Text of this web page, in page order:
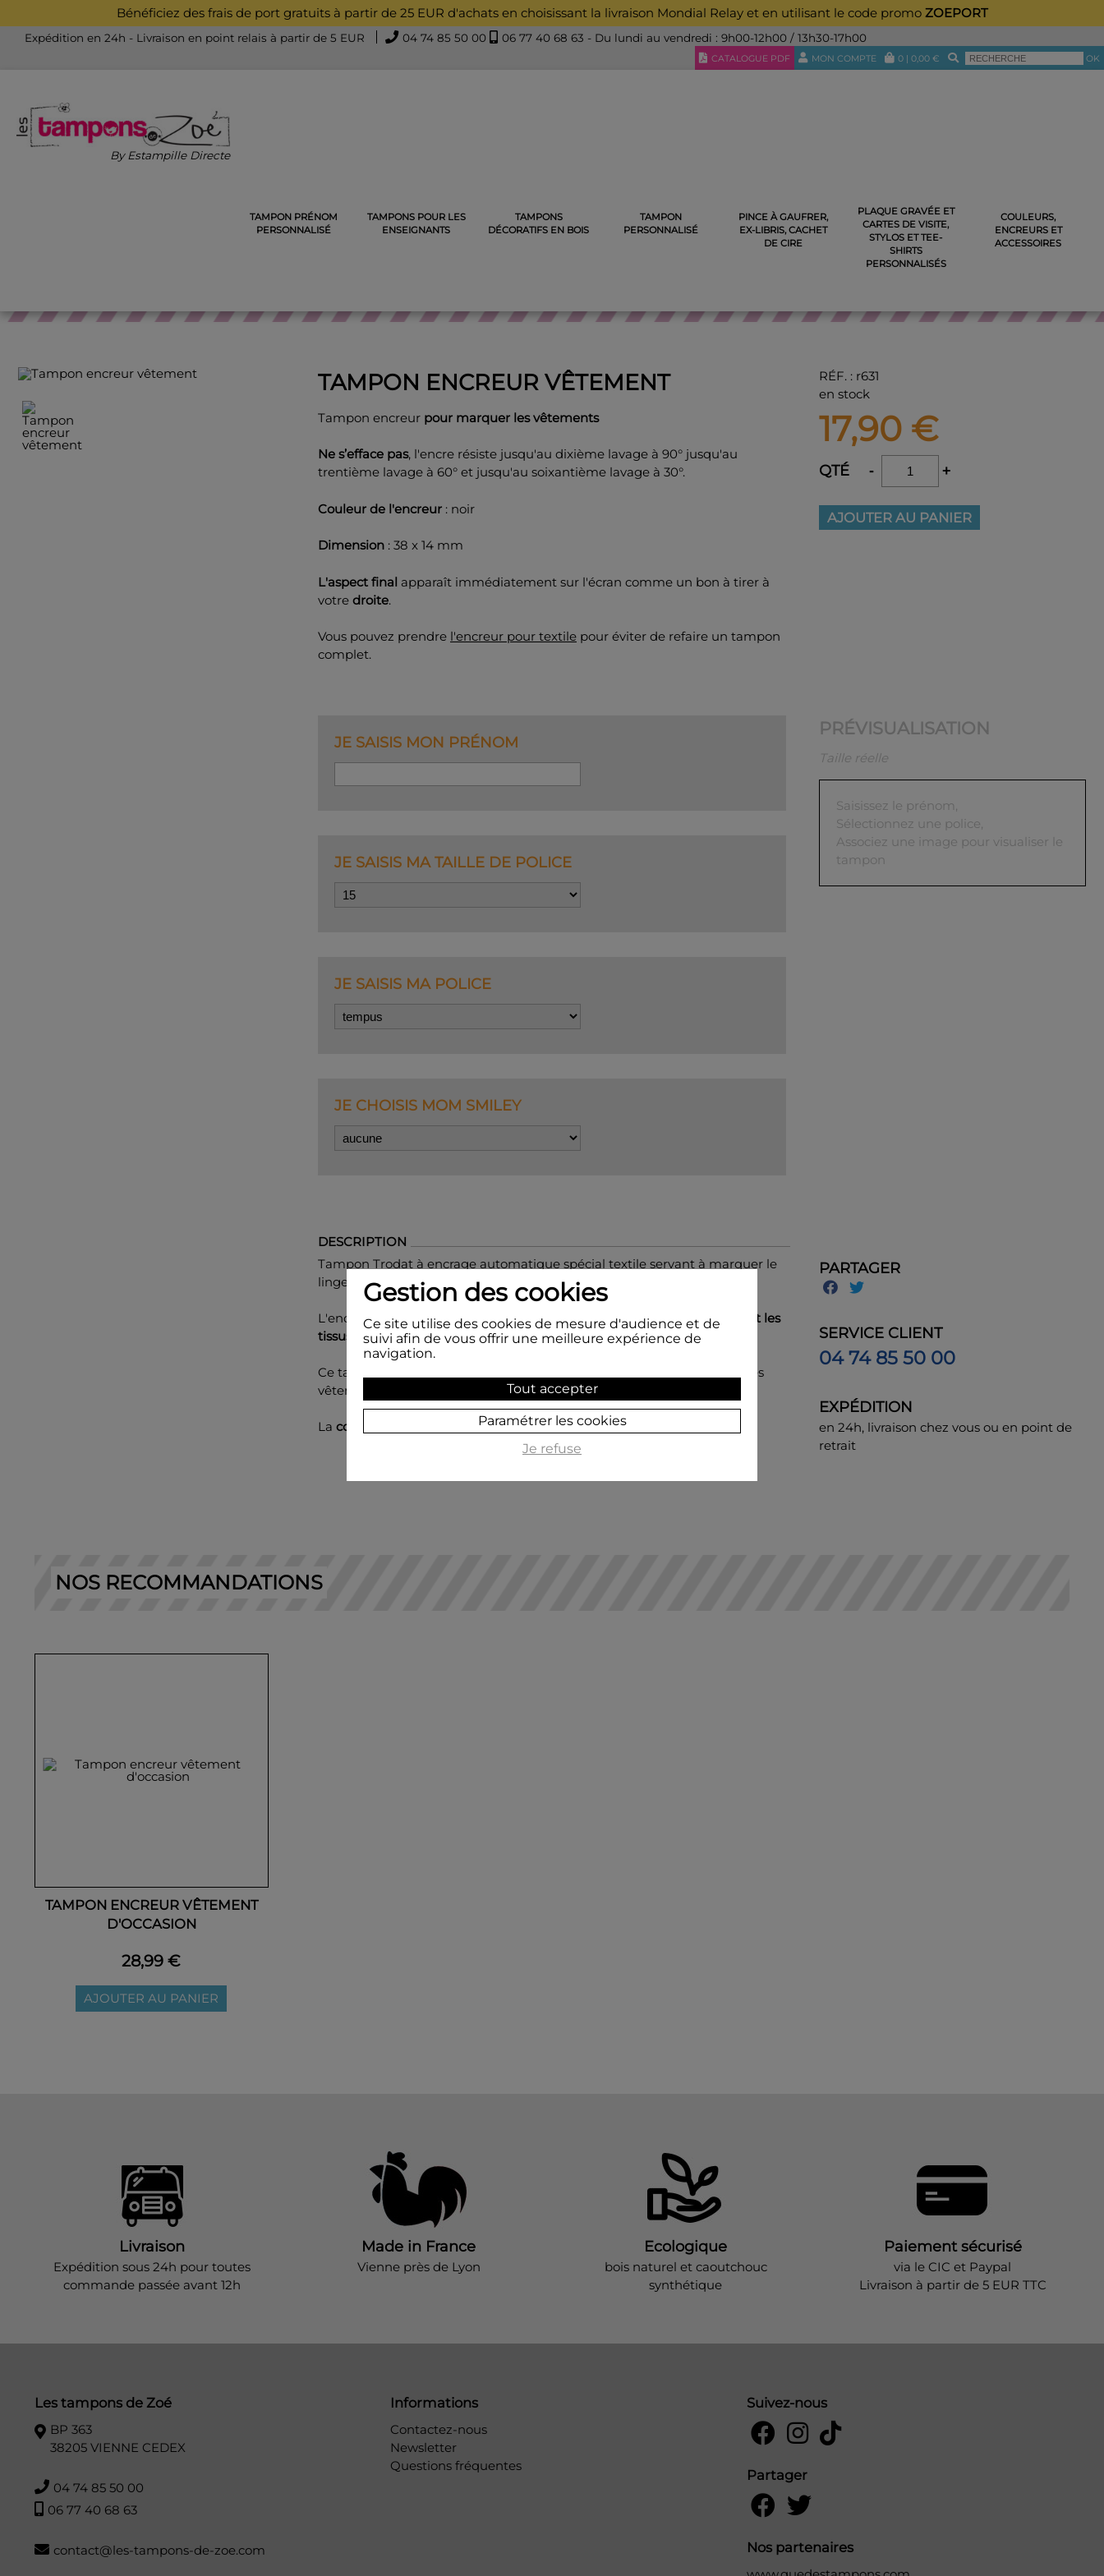
Bénéficiez des frais de port gratuits à partir de 25 EUR d'achats en choisissant la livraison Mondial Relay et en utilisant le code promo ZOEPORT
Expédition en 24h - Livraison en point relais à partir de 5 EUR 04 74 85 50 00 06 77 40 68 63 - Du lundi au vendredi : 9h00-12h00 / 13h30-17h00
CATALOGUE PDF MON COMPTE 0 | 0,00 € OK
By Estampille Directe
TAMPON PRÉNOM
PERSONNALISÉ
TAMPONS POUR LES
ENSEIGNANTS
TAMPONS
DÉCORATIFS EN BOIS
TAMPON
PERSONNALISÉ
PINCE À GAUFRER,
EX-LIBRIS, CACHET
DE CIRE
PLAQUE GRAVÉE ET
CARTES DE VISITE,
STYLOS ET TEE-
SHIRTS
PERSONNALISÉS
COULEURS,
ENCREURS ET
ACCESSOIRES
TAMPON PRÉNOM PERSONNALISÉ TAMPON ENCREUR VÊTEMENT
TAMPON ENCREUR VÊTEMENT
Tampon encreur pour marquer les vêtements
Ne s’efface pas, l'encre résiste jusqu'au dixième lavage à 90° jusqu'au
trentième lavage à 60° et jusqu'au soixantième lavage à 30°.
Couleur de l'encreur : noir
Dimension : 38 x 14 mm
L'aspect final apparaît immédiatement sur l'écran comme un bon à tirer à
votre droite.
Vous pouvez prendre l'encreur pour textile pour éviter de refaire un tampon
complet.
JE SAISIS MON PRÉNOM
JE SAISIS MA TAILLE DE POLICE
JE SAISIS MA POLICE
JE CHOISIS MOM SMILEY
RÉF. : r631
en stock
17,90 €
QTÉ - +
AJOUTER AU PANIER
DESCRIPTION
Tampon Trodat à encrage automatique spécial textile servant à marquer le
linge de façon ineffaçable.
L'encre est adaptée pour tous les textiles tels que le coton, le polyester et les
tissus mélangés.
Ce tampon se recharge avec
pour tampon encreur pour les
vêtements.
La couleur de l'appareil est donné en fonctiondu stock disponible
PARTAGER
SERVICE CLIENT
04 74 85 50 00
EXPÉDITION
en 24h, livraison chez vous ou en point de
retrait
PRÉVISUALISATION
Taille réelle
Saisissez le prénom,
Sélectionnez une police,
Associez une image pour visualiser le
tampon
NOS RECOMMANDATIONS
TAMPON ENCREUR VÊTEMENT
D'OCCASION
28,99 €
AJOUTER AU PANIER
Livraison
Expédition sous 24h pour toutes
commande passée avant 12h
Made in France
Vienne près de Lyon
Ecologique
bois naturel et caoutchouc
synthétique
Paiement sécurisé
via le CIC et Paypal
Livraison à partir de 5 EUR TTC
Les tampons de Zoé
BP 363
38205 VIENNE CEDEX
04 74 85 50 00
06 77 40 68 63
contact@les-tampons-de-zoe.com
Informations
Contactez-nous
Newsletter
Questions fréquentes
Suivez-nous
Partager
Nos partenaires
Gestion des cookies
Ce site utilise des cookies de mesure d'audience et de
suivi afin de vous offrir une meilleure expérience de
navigation.
Tout accepter
Paramétrer les cookies
Je refuse